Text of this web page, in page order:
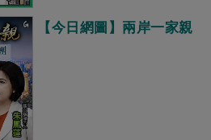
【今日網圖】兩岸一家親